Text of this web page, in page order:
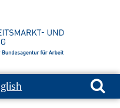
Suchen nach: